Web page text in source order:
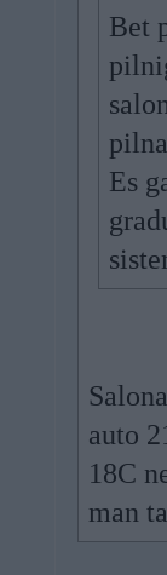
Bet
Es
auto
18C
man